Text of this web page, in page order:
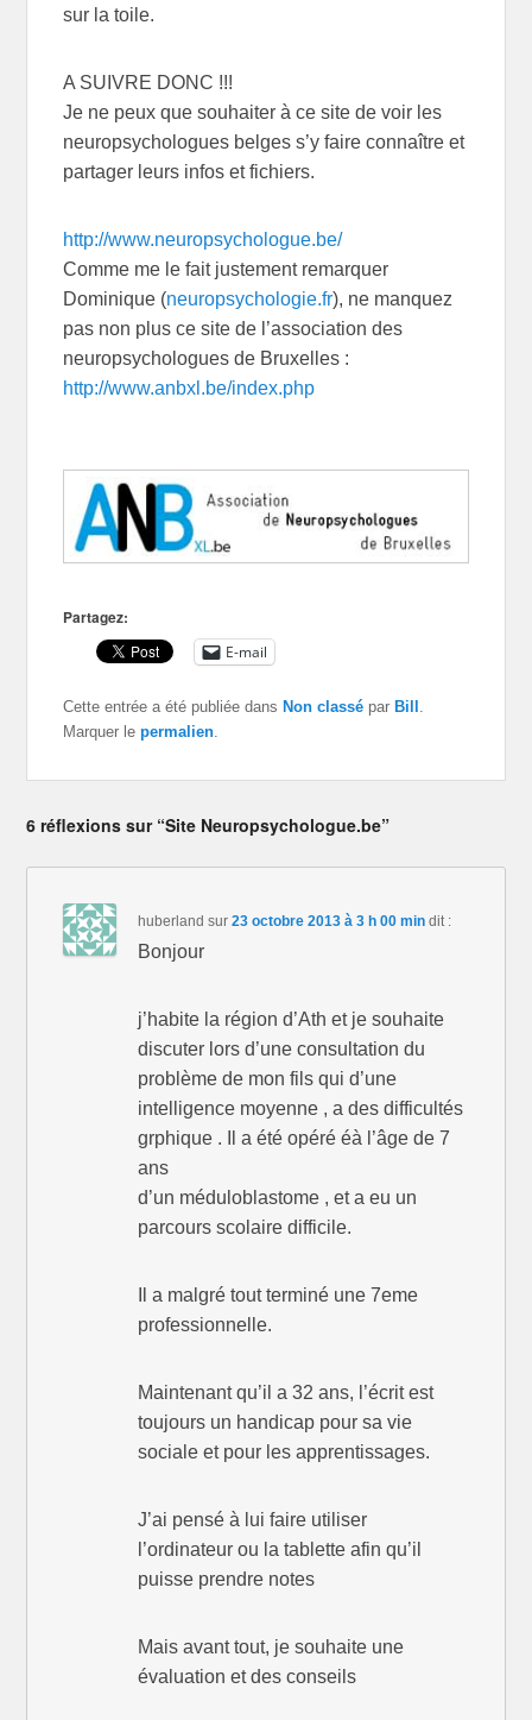
sur la toile.
A SUIVRE DONC !!!
Je ne peux que souhaiter à ce site de voir les
neuropsychologues belges s’y faire connaître et
partager leurs infos et fichiers.
http://www.neuropsychologue.be/
Comme me le fait justement remarquer
Dominique (neuropsychologie.fr), ne manquez
pas non plus ce site de l’association des
neuropsychologues de Bruxelles :
http://www.anbxl.be/index.php
Partagez:
E-mail
Cette entrée a été publiée dans Non classé par Bill
Marquer lepermalien
6 réflexions sur “Site Neuropsychologue.be”
huberland sur23 octobre 2013 à 3 h 00 min dit :
Bonjour
j’habite la région d’Ath et je souhaite
discuter lors d’une consultation du
problème de mon fils qui d’une
intelligence moyenne , a des difficultés
grphique . Il a été opéré éà l’âge de 7
ans
d’un méduloblastome , et a eu un
parcours scolaire difficile.
Il a malgré tout terminé une 7eme
professionnelle.
Maintenant qu’il a 32 ans, l’écrit est
toujours un handicap pour sa vie
sociale et pour les apprentissages.
J’ai pensé à lui faire utiliser
l’ordinateur ou la tablette afin qu’il
puisse prendre notes
Mais avant tout, je souhaite une
évaluation et des conseils